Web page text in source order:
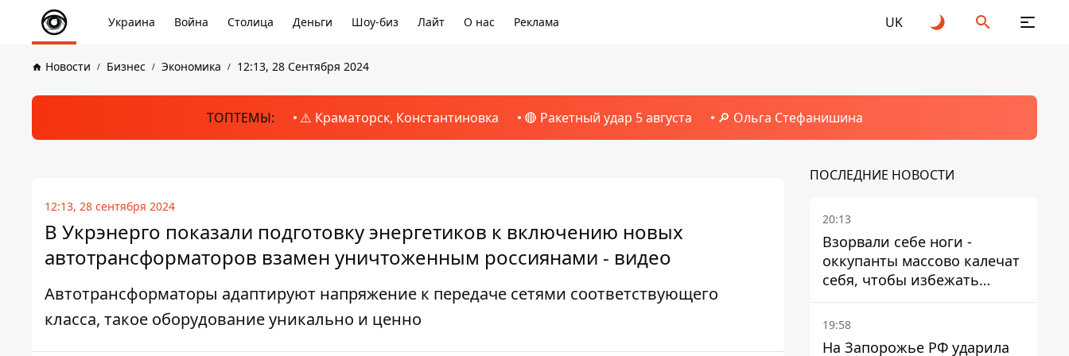
Украина Война Столица Деньги Шоу-биз Лайт О нас Реклама UK
Новости Бизнес Экономика 12:13, 28 Сентября 2024
ТОПТЕМЫ: ⚠️ Краматорск, Константиновка 🔴 Ракетный удар 5 августа 🔎 Ольга Стефанишина
12:13, 28 сентября 2024
В Укрэнерго показали подготовку энергетиков к включению новых
автотрансформаторов взамен уничтоженным россиянами - видео
Автотрансформаторы адаптируют напряжение к передаче сетями соответствующего
класса, такое оборудование уникально и ценно
ПОСЛЕДНИЕ НОВОСТИ
20:13
Взорвали себе ноги -
оккупанты массово калечат
себя, чтобы избежать
штурмов - ГУР
19:58
На Запорожье РФ ударила